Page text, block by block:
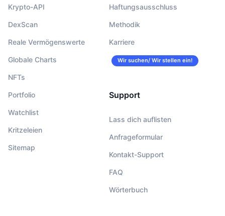
Krypto-API
DexScan
Reale Vermögenswerte
Globale Charts
NFTs
Portfolio
Watchlist
Kritzeleien
Sitemap
Haftungsausschluss
Methodik
Karriere
Wir suchen/ Wir stellen ein!
Support
Lass dich auflisten
Anfrageformular
Kontakt-Support
FAQ
Wörterbuch